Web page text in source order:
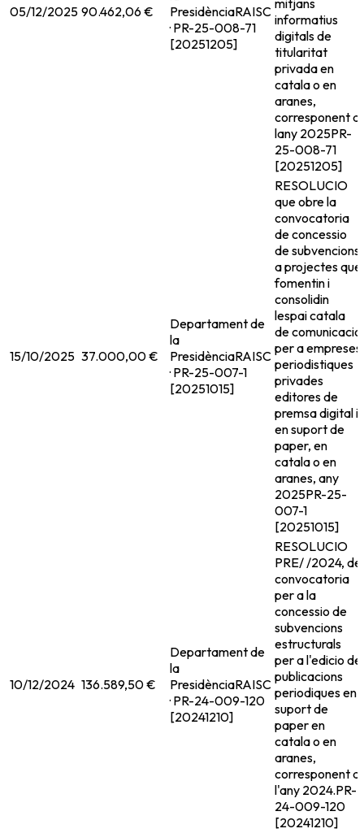
05/12/2025 90.462,06 €
PresidènciaRAISC
· PR-25-008-71
[20251205]
mitjans
informatius
digitals de
titularitat
privada en
catala o en
aranes,
corresponent a
lany 2025PR-
25-008-71
[20251205]
15/10/2025 37.000,00 €
Departament de
la
PresidènciaRAISC
· PR-25-007-1
[20251015]
RESOLUCIO
que obre la
convocatoria
de concessio
de subvencions
a projectes que
fomentin i
consolidin
lespai catala
de comunicacio
per a empreses
periodistiques
privades
editores de
premsa digital i
en suport de
paper, en
catala o en
aranes, any
2025PR-25-
007-1
[20251015]
10/12/2024 136.589,50 €
Departament de
la
PresidènciaRAISC
· PR-24-009-120
[20241210]
RESOLUCIO
PRE/ /2024, de
convocatoria
per a la
concessio de
subvencions
estructurals
per a l'edicio de
publicacions
periodiques en
suport de
paper en
catala o en
aranes,
corresponent a
l'any 2024.PR-
24-009-120
[20241210]